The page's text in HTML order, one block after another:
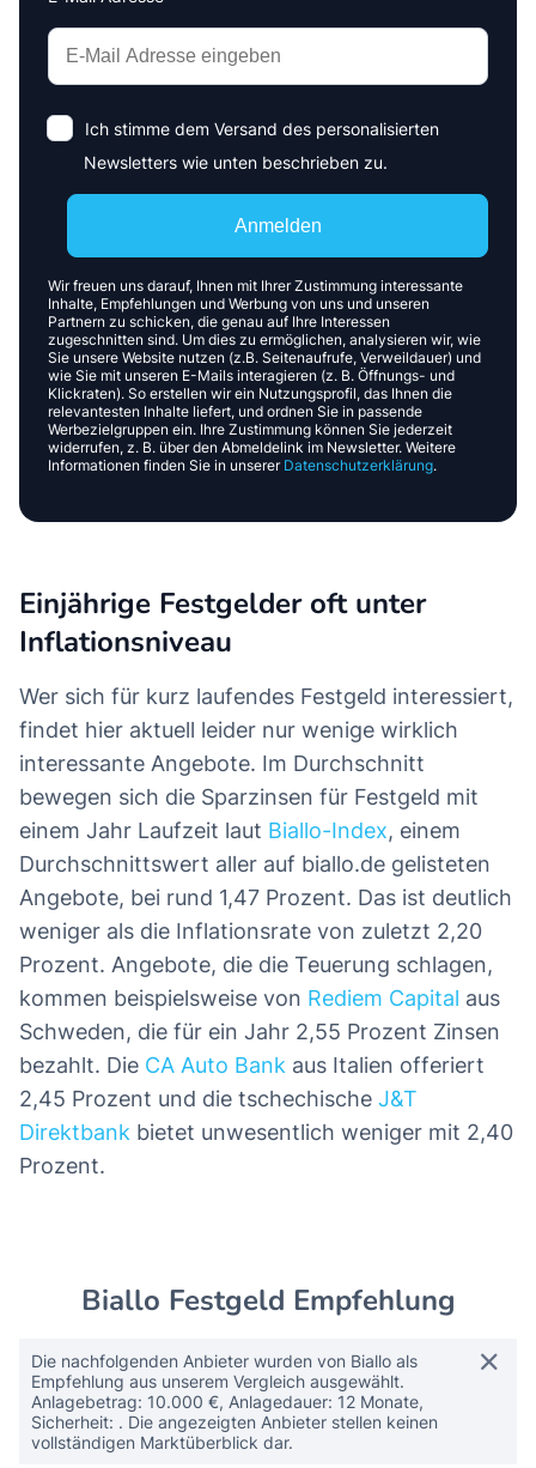
Für weitere Beiträge rund um die
Themen Fest- und Tagesgeld
abonnieren Sie unseren kostenlosen
E-Mail Adresse
Interests
Amount
Ich stimme dem Versand des personalisierten
Newsletters wie unten beschrieben zu.
Inhalte, Empfehlungen und Werbung von uns und unseren
Partnern zu schicken, die genau auf Ihre Interessen
zugeschnitten sind. Um dies zu ermöglichen, analysieren wir, wie
Sie unsere Website nutzen (z.B. Seitenaufrufe, Verweildauer) und
relevantesten Inhalte liefert, und ordnen Sie in passende
widerrufen, z. B. über den Abmeldelink im Newsletter. Weitere
Informationen finden Sie in unserer
Datenschutzerklärung
Einjährige Festgelder oft unter
Inflationsniveau
Wer sich für kurz laufendes Festgeld interessiert,
findet hier aktuell leider nur wenige wirklich
interessante Angebote. Im Durchschnitt
bewegen sich die Sparzinsen für Festgeld mit
einem Jahr Laufzeit laut
Biallo-Index , einem
Durchschnittswert aller auf biallo.de gelisteten
kommen beispielsweise vonRediem Capital
Schweden, die für ein Jahr 2,55 Prozent Zinsen
bezahlt. DieCA Auto Bankaus Italien offeriert
2,45 Prozent und die tschechischeJ&T
Direktbankbietet unwesentlich weniger mit 2,40
Prozent.